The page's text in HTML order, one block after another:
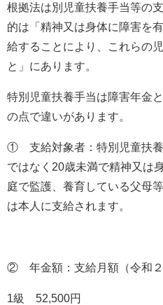
根拠法は別児童扶養手当等の
的は「精神又は身体に障害を
給することにより、これらの
と」にあります。
特別児童扶養手当は障害年金
の点で違いがあります。
① 支給対象者：特別児童扶養
ではなく20歳未満で精神又は
庭で監護、養育している父母
は本人に支給されます。
② 年金額：支給月額（令和
1級 52,500円